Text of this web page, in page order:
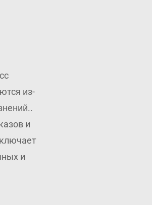
из-
и
и